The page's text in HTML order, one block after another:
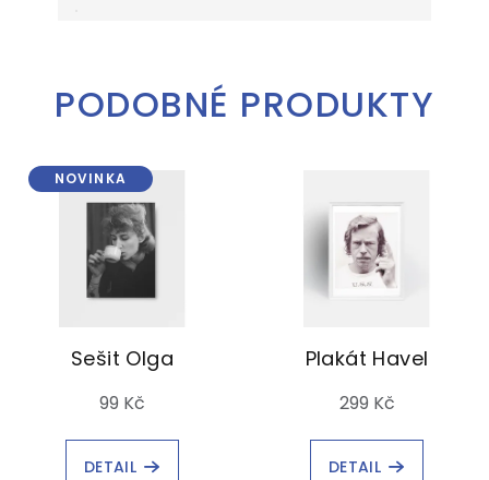
PODOBNÉ PRODUKTY
NOVINKA
Sešit Olga
99 Kč
DETAIL
Plakát Havel
299 Kč
DETAIL